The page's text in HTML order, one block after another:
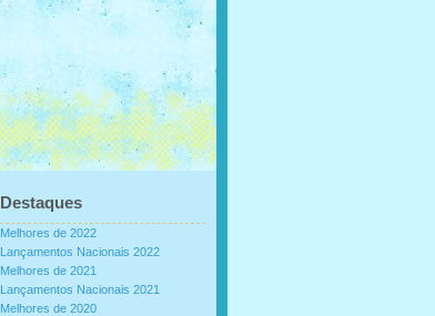
Destaques
Melhores de 2022
Lançamentos Nacionais 2022
Melhores de 2021
Lançamentos Nacionais 2021
Melhores de 2020